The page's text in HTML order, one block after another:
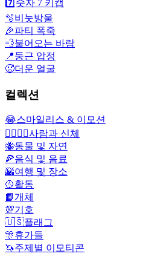
7️⃣ 숫자 7 키캡
🫧비눗방울
🎉파티 폭죽
💨불어오는 바람
📍둥근 압정
🥵더운 얼굴
컬렉션
😂스마일리스 & 이모션
👩‍❤️‍💋‍👨사람과 신체
🐝동물 및 자연
🍕음식 및 음료
🌇여행 및 장소
🥎활동
📙개체
💯기호
🇺🇸플래그
🎊휴가들
🦄주제별 이모티콘